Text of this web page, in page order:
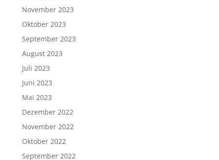
November 2023
Oktober 2023
September 2023
August 2023
Juli 2023
Juni 2023
Mai 2023
Dezember 2022
November 2022
Oktober 2022
September 2022